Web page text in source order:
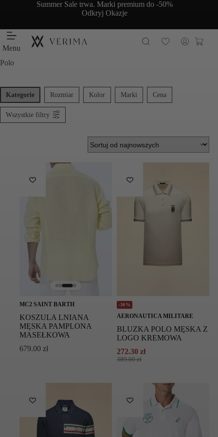
Summer Sale trwa. Marki premium do -50%
Odkryj Okazje
Menu Koszyk
Polo
Kategorie Rozmiar Kolor Marki Cena
Wszystkie filtry
MC2 SAINT BARTH
KOSZULA LNIANA
MĘSKA PAMPLONA
MASEŁKOWA
679.00 zł
-30%
AERONAUTICA MILITARE
BLUZKA POLO MĘSKA Z
LOGO KREMOWA
389.00zł
Pierwotna
272.30zł
Aktualna